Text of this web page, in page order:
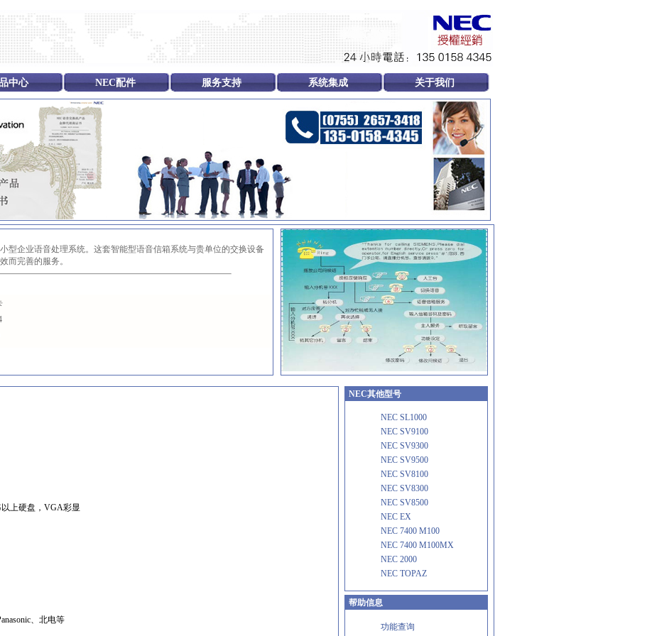
中心 NEC配件 服务支持 系统集成 关于我们
型企业语音处理系统。这套智能型语音信箱系统与贵单位的交换设备
而完善的服务。
上硬盘，VGA彩显
、北电等
NEC其他型号
NEC SL1000
NEC SV9100
NEC SV9300
NEC SV9500
NEC SV8100
NEC SV8300
NEC SV8500
NEC EX
NEC 7400 M100
NEC 7400 M100MX
NEC 2000
NEC TOPAZ
帮助信息
功能查询